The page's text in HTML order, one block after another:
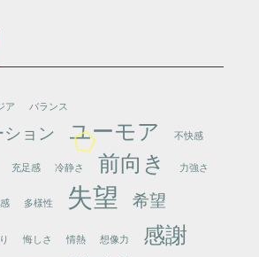
ア バランス
ョン ユーモア
不快感
充足感 冷静さ 前向き 力強さ
多様性 失望 希望
悔しさ 情熱 想像力 感謝